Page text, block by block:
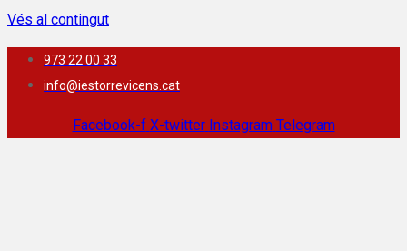
Vés al contingut
973 22 00 33
info@iestorrevicens.cat
Facebook-f X-twitter Instagram Telegram